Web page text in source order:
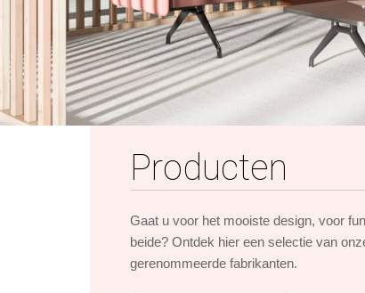
Producten
Gaat u voor het mooiste design, voor
beide? Ontdek hier een selectie van
gerenommeerde fabrikanten.